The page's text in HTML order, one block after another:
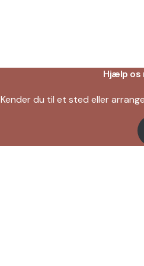
Hjælp os
Kender du til et sted eller